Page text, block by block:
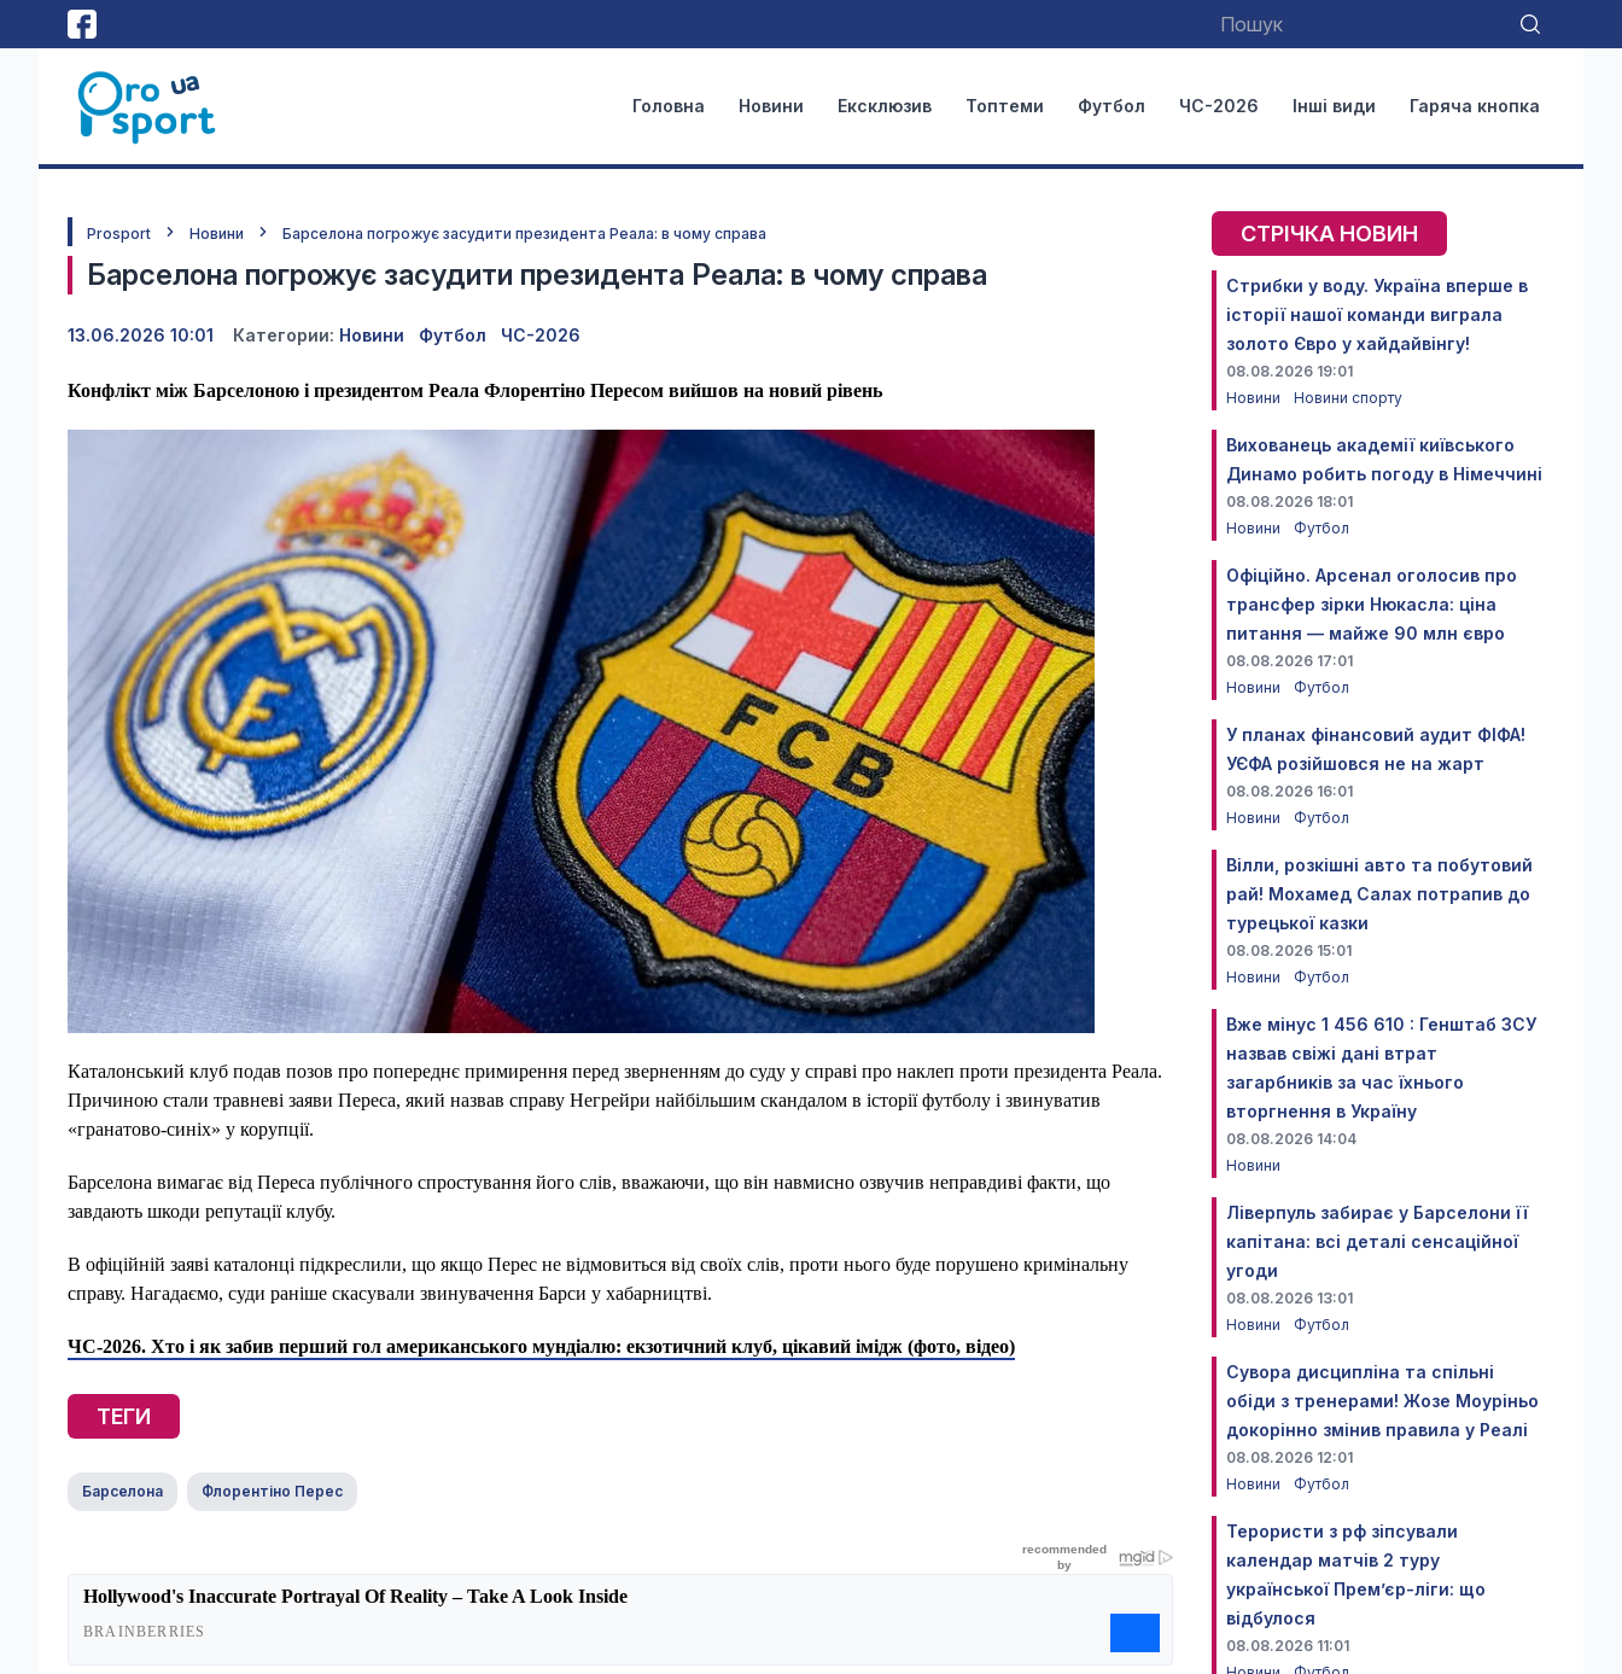
Головна Новини Ексклюзив Топтеми Футбол ЧС-2026 Інші види Гаряча кнопка
Prosport Новини Барселона погрожує засудити президента Реала: в чому справа
Барселона погрожує засудити президента Реала: в чому справа
13.06.2026 10:01 Категории: Новини Футбол ЧС-2026
Конфлікт між Барселоною і президентом Реала Флорентіно Пересом вийшов на новий рівень
Каталонський клуб подав позов про попереднє примирення перед зверненням до суду у справі про наклеп проти президента Реала.
Причиною стали травневі заяви Переса, який назвав справу Негрейри найбільшим скандалом в історії футболу і звинуватив
«гранатово-синіх» у корупції.
Барселона вимагає від Переса публічного спростування його слів, вважаючи, що він навмисно озвучив неправдиві факти, що
завдають шкоди репутації клубу.
В офіційній заяві каталонці підкреслили, що якщо Перес не відмовиться від своїх слів, проти нього буде порушено кримінальну
справу. Нагадаємо, суди раніше скасували звинувачення Барси у хабарництві.
ЧС-2026. Хто і як забив перший гол американського мундіалю: екзотичний клуб, цікавий імідж (фото, відео)
ТЕГИ
Барселона Флорентіно Перес
СТРІЧКА НОВИН
Стрибки у воду. Україна вперше в
історії нашої команди виграла
золото Євро у хайдайвінгу!
08.08.2026 19:01
Новини
Новини спорту
Вихованець академії київського
Динамо робить погоду в Німеччині
08.08.2026 18:01
Новини
Футбол
Офіційно. Арсенал оголосив про
трансфер зірки Нюкасла: ціна
питання — майже 90 млн євро
08.08.2026 17:01
Новини
Футбол
У планах фінансовий аудит ФІФА!
УЄФА розійшовся не на жарт
08.08.2026 16:01
Новини
Футбол
Вілли, розкішні авто та побутовий
рай! Мохамед Салах потрапив до
турецької казки
08.08.2026 15:01
Новини
Футбол
Вже мінус 1 456 610 : Генштаб ЗСУ
назвав свіжі дані втрат
загарбників за час їхнього
вторгнення в Україну
08.08.2026 14:04
Новини
Ліверпуль забирає у Барселони її
капітана: всі деталі сенсаційної
угоди
08.08.2026 13:01
Новини
Футбол
Сувора дисципліна та спільні
обіди з тренерами! Жозе Моуріньо
докорінно змінив правила у Реалі
08.08.2026 12:01
Новини
Футбол
Терористи з рф зіпсували
календар матчів 2 туру
української Прем’єр-ліги: що
відбулося
08.08.2026 11:01